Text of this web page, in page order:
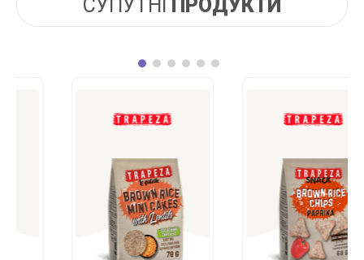
СУПУТНІ ПРОДУКТИ